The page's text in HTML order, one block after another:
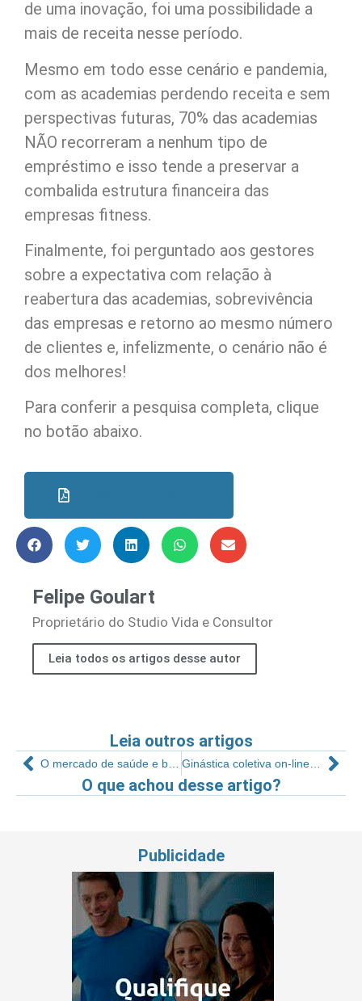
de uma inovação, foi uma possibilidade a
mais de receita nesse período.
Mesmo em todo esse cenário e pandemia,
com as academias perdendo receita e sem
perspectivas futuras, 70% das academias
NÃO recorreram a nenhum tipo de
empréstimo e isso tende a preservar a
combalida estrutura financeira das
empresas fitness.
Finalmente, foi perguntado aos gestores
sobre a expectativa com relação à
reabertura das academias, sobrevivência
das empresas e retorno ao mesmo número
de clientes e, infelizmente, o cenário não é
dos melhores!
Para conferir a pesquisa completa, clique
no botão abaixo.
Felipe Goulart
Proprietário do Studio Vida e Consultor
Leia todos os artigos desse autor
Leia outros artigos
Ginástica coletiva on-line-na pandemia
O que achou desse artigo?
Publicidade